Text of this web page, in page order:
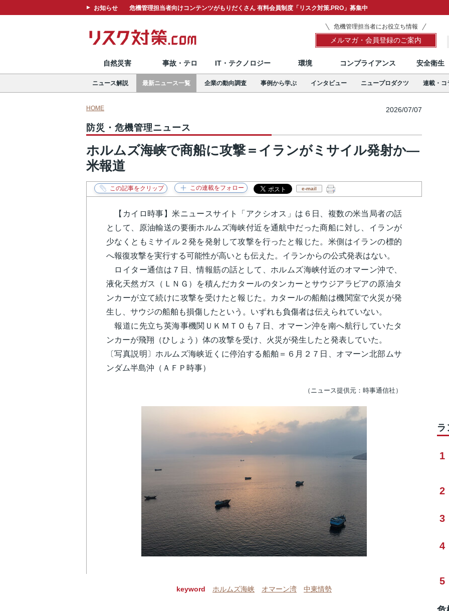
お知らせ 危機管理担当者向けコンテンツがもりだくさん 有料会員制度「リスク対策.PRO」募集中
危機管理担当者にお役立ち情報
メルマガ・会員登録のご案内
自然災害 事故・テロ IT・テクノロジー 環境 コンプライアンス 安全衛生
ニュース解説 最新ニュース一覧 企業の動向調査 事例から学ぶ インタビュー ニュープロダクツ 連載・コ
HOME 2026/07/07
防災・危機管理ニュース
ホルムズ海峡で商船に攻撃＝イランがミサイル発射か―
米報道
e-mail
【カイロ時事】米ニュースサイト「アクシオス」は６日、複数の米当局者の話
として、原油輸送の要衝ホルムズ海峡付近を通航中だった商船に対し、イランが
少なくともミサイル２発を発射して攻撃を行ったと報じた。米側はイランの標的
へ報復攻撃を実行する可能性が高いとも伝えた。イランからの公式発表はない。
ロイター通信は７日、情報筋の話として、ホルムズ海峡付近のオマーン沖で、
液化天然ガス（ＬＮＧ）を積んだカタールのタンカーとサウジアラビアの原油タ
ンカーが立て続けに攻撃を受けたと報じた。カタールの船舶は機関室で火災が発
生し、サウジの船舶も損傷したという。いずれも負傷者は伝えられていない。
報道に先立ち英海事機関ＵＫＭＴＯも７日、オマーン沖を南へ航行していたタ
ンカーが飛翔（ひしょう）体の攻撃を受け、火災が発生したと発表していた。
〔写真説明〕ホルムズ海峡近くに停泊する船舶＝６月２７日、オマーン北部ムサ
ンダム半島沖（ＡＦＰ時事）
（ニュース提供元：時事通信社）
keyword ホルムズ海峡 オマーン湾 中東情勢
1
2
3
4
5